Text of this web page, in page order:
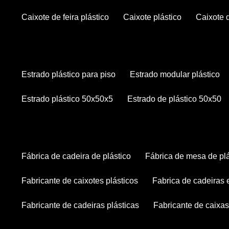
caixote de feira plástico caixote plástico caixote
estrado plástico para piso estrado modular plástico
estrado plástico 50x50x5 estrado de plástico 50x50
fábrica de cadeira de plástico fábrica de mesa de
fabricante de caixotes plásticos fabrica de cadeiras
fabricante de cadeiras plásticas fabricante de